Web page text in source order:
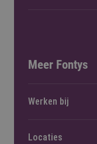
Meer Fontys
Werken bij
Locaties